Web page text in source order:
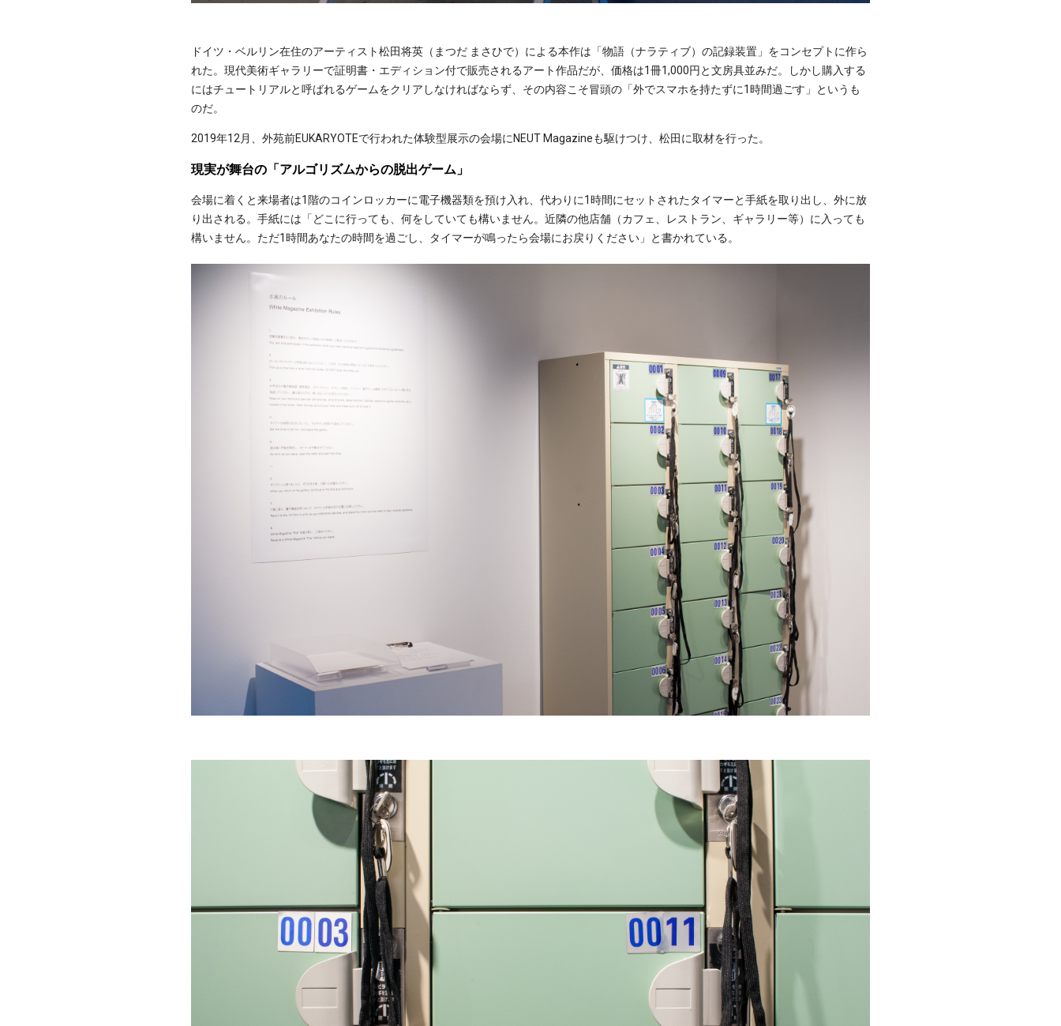
ドイツ・ベルリン在住のアーティスト松田将英（まつだ まさひで）による本作は「物語（ナラティブ）の記録装置」をコンセプトに作ら
れた。現代美術ギャラリーで証明書・エディション付で販売されるアート作品だが、価格は1冊1,000円と文房具並みだ。しかし購入する
にはチュートリアルと呼ばれるゲームをクリアしなければならず、その内容こそ冒頭の「外でスマホを持たずに1時間過ごす」というも
のだ。
2019年12月、外苑前EUKARYOTEで行われた体験型展示の会場にNEUT Magazineも駆けつけ、松田に取材を行った。
現実が舞台の「アルゴリズムからの脱出ゲーム」
会場に着くと来場者は1階のコインロッカーに電子機器類を預け入れ、代わりに1時間にセットされたタイマーと手紙を取り出し、外に放
り出される。手紙には「どこに行っても、何をしていても構いません。近隣の他店舗（カフェ、レストラン、ギャラリー等）に入っても
構いません。ただ1時間あなたの時間を過ごし、タイマーが鳴ったら会場にお戻りください」と書かれている。